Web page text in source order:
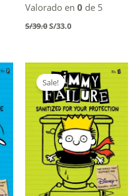
Valorado en 0 de 5
S/39.0Original
S/33.0Current
Sale!